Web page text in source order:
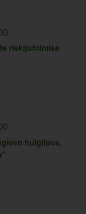
riskijuhtimise
hulgilaos,